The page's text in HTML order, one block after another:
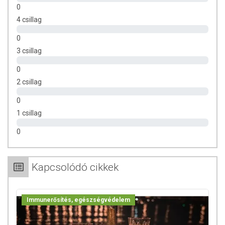
0
4 csillag
0
3 csillag
0
2 csillag
0
1 csillag
0
Kapcsolódó cikkek
Immunerősítés, egészségvédelem